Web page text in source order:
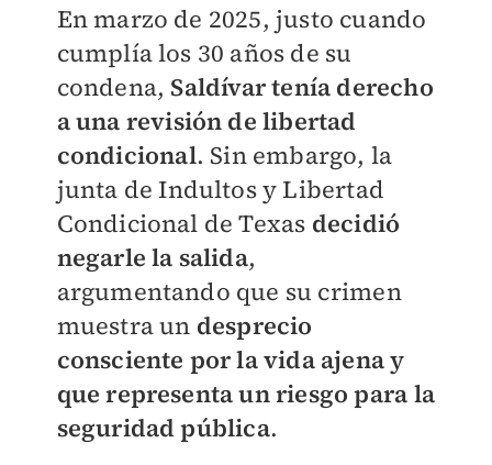
En marzo de 2025, justo cuando
cumplía los 30 años de su
condena, Saldívar tenía derecho
a una revisión de libertad
condicional. Sin embargo, la
junta de Indultos y Libertad
Condicional de Texas decidió
negarle la salida,
argumentando que su crimen
muestra un desprecio
consciente por la vida ajena y
que representa un riesgo para la
seguridad pública.